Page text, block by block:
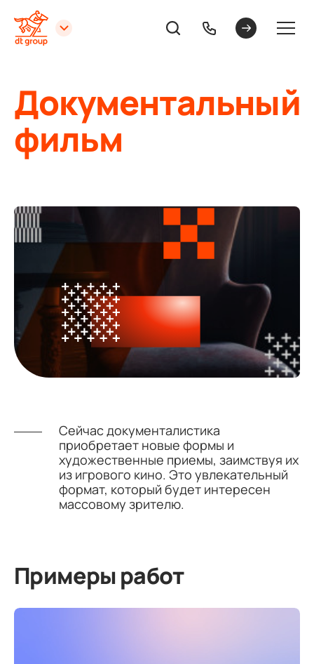
Документальный
фильм
Сейчас документалистика
приобретает новые формы и
художественные приемы, заимствуя их
из игрового кино. Это увлекательный
формат, который будет интересен
массовому зрителю.
Примеры работ